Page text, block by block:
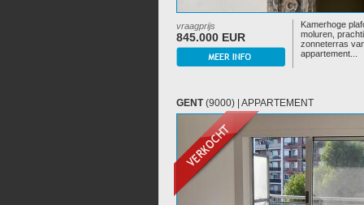
vraagprijs
845.000 EUR
Kamerhoge
moluren,
zonneterras
appartement...
GENT(9000) | APPARTEMENT